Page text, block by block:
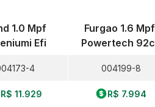
1.0 Mpf
Efi
4
R$ 11.929
Furgao 1.6
Powertech
004199-8
R$ 7.994